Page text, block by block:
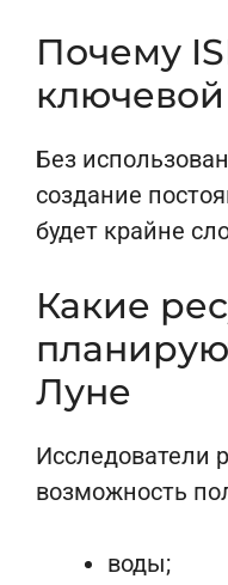
Почему
Без
создание
будет крайне
Какие
Луне
Исследователи
возможность
воды;